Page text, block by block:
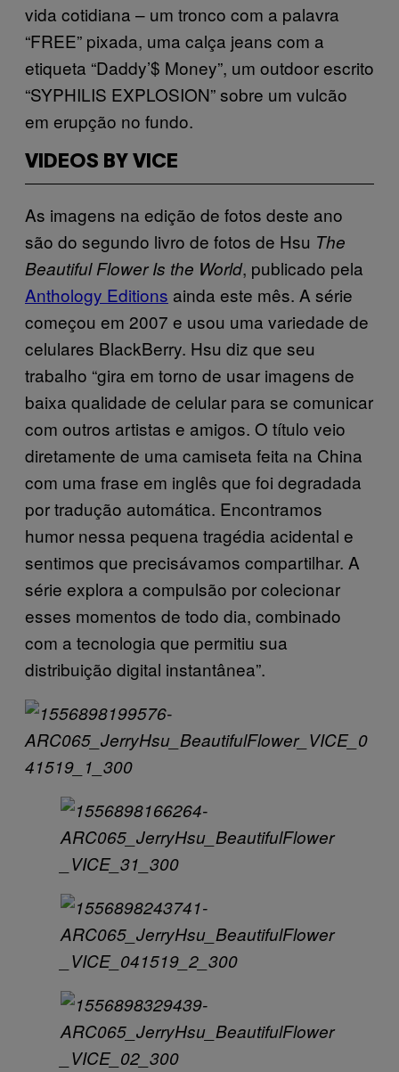
vida cotidiana – um tronco com a palavra
“FREE” pixada, uma calça jeans com a
etiqueta “Daddy’$ Money”, um outdoor escrito
“SYPHILIS EXPLOSION” sobre um vulcão
em erupção no fundo.
VIDEOS BY VICE
As imagens na edição de fotos deste ano
são do segundo livro de fotos de Hsu The
Beautiful Flower Is the World, publicado pela
Anthology Editions ainda este mês. A série
começou em 2007 e usou uma variedade de
celulares BlackBerry. Hsu diz que seu
trabalho “gira em torno de usar imagens de
baixa qualidade de celular para se comunicar
com outros artistas e amigos. O título veio
diretamente de uma camiseta feita na China
com uma frase em inglês que foi degradada
por tradução automática. Encontramos
humor nessa pequena tragédia acidental e
sentimos que precisávamos compartilhar. A
série explora a compulsão por colecionar
esses momentos de todo dia, combinado
com a tecnologia que permitiu sua
distribuição digital instantânea”.